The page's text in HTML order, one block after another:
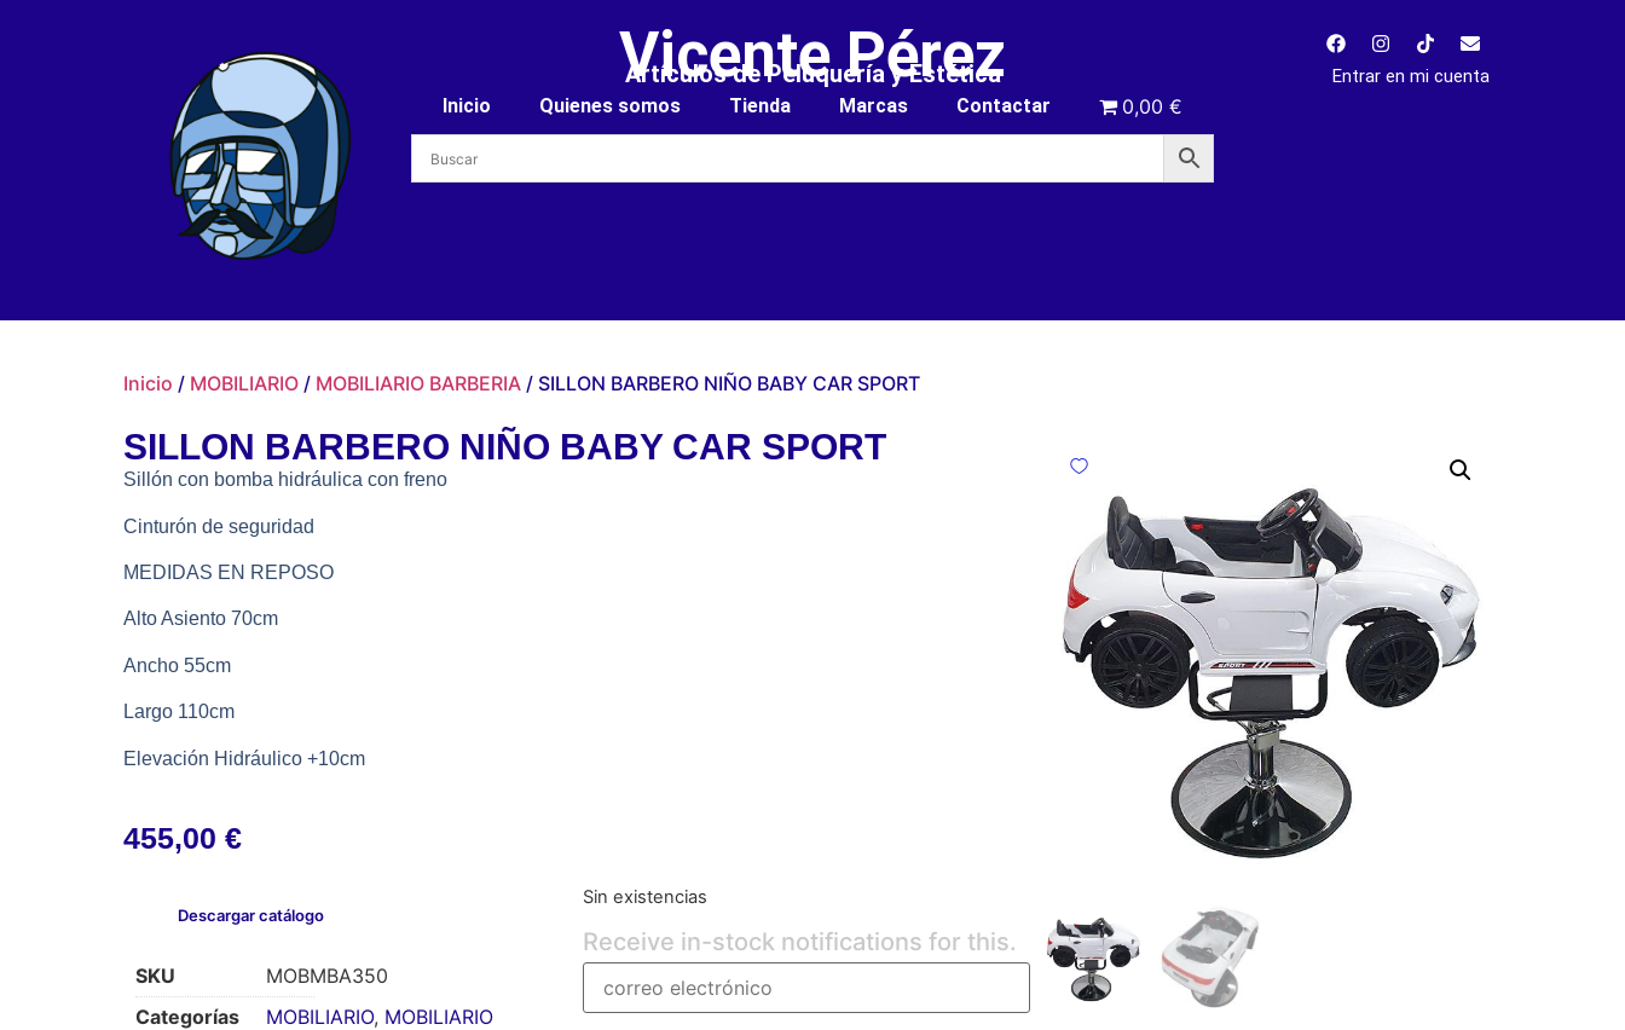
Vicente Pérez
Artículos de Peluquería y Estética
Inicio Quienes somos Tienda Marcas Contactar 0,00 €
Entrar en mi cuenta
Inicio / MOBILIARIO / MOBILIARIO BARBERIA / SILLON BARBERO NIÑO BABY CAR SPORT
SILLON BARBERO NIÑO BABY CAR SPORT
Sillón con bomba hidráulica con freno
Cinturón de seguridad
MEDIDAS EN REPOSO
Alto Asiento 70cm
Ancho 55cm
Largo 110cm
Elevación Hidráulico +10cm
455,00 €
Descargar catálogo
SKU
MOBMBA350
Categorías
MOBILIARIO, MOBILIARIO
Sin existencias
Receive in-stock notifications for this.